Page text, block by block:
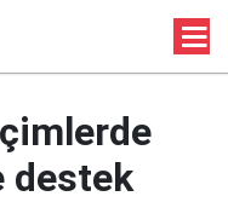
destek